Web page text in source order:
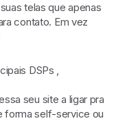
telas que apenas
contato. Em vez
DSPs ,
seu site a ligar pra
forma self-service ou